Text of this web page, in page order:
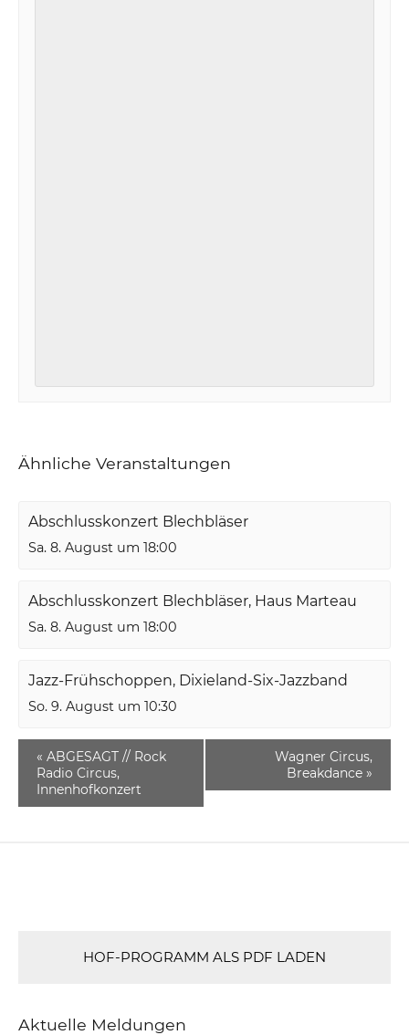
Ähnliche Veranstaltungen
Abschlusskonzert Blechbläser
Sa. 8. August um 18:00
Abschlusskonzert Blechbläser, Haus Marteau
Sa. 8. August um 18:00
Jazz-Frühschoppen, Dixieland-Six-Jazzband
So. 9. August um 10:30
« ABGESAGT // Rock
Radio Circus,
Innenhofkonzert
Wagner Circus,
Breakdance »
HOF-PROGRAMM ALS PDF LADEN
Aktuelle Meldungen